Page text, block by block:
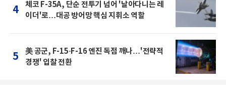
4
체코 F-35A, 단순 전투기 넘어 '날아다니는 레
이더'로…대공 방어망 핵심 지휘소 역할
5
美 공군, F-15·F-16 엔진 독점 깨나…'전략적
경쟁' 입찰 전환